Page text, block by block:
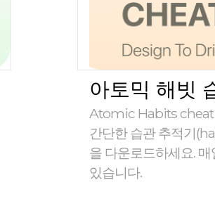
아토믹 해빗
Atomic Habits cheat
간단한 습관 추적기
을 다운로드하세요.
있습니다.